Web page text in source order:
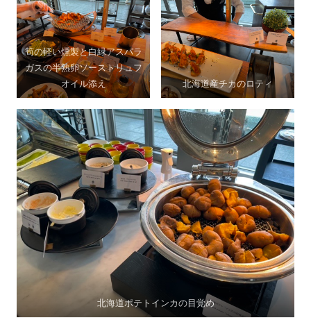
筍の軽い燻製と白緑アスパラ
ガスの半熟卵ソーストリュフ
オイル添え
北海道産チカのロティ
北海道ポテトインカの目覚め